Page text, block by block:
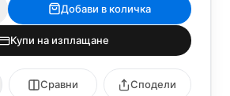
Добави в количка
Купи на изплащане
Сравни Сподели